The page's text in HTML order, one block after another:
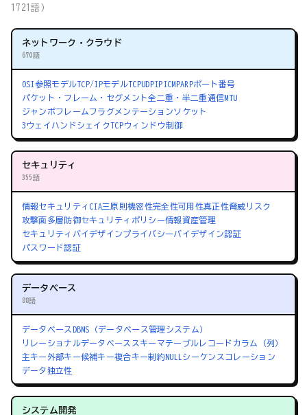
1721語）
ネットワーク・クラウド
670語
OSI参照モデルTCP/IPモデルTCPUDPIPICMPARPポート番号
パケット・フレーム・セグメント全二重・半二重通信MTU
ジャンボフレーム フラグメンテーションソケット
3ウェイハンドシェイクTCPウィンドウ制御
セキュリティ
355語
情報セキュリティ CIA三原則機密性完全性可用性真正性脅威 リスク
攻撃面多層防御セキュリティポリシー情報資産管理
セキュリティバイデザインプライバシーバイデザイン認証
パスワード認証
データベース
88語
データベース DBMS（データベース管理システム）
リレーショナルデータベース スキーマテーブルレコード カラム（列）
主キー外部キー候補キー複合キー制約NULL シーケンス コレーション
データ独立性
システム開発